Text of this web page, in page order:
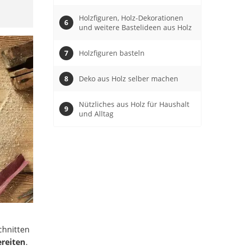
.
Holzfiguren, Holz-Dekorationen
und weitere Bastelideen aus Holz
Holzfiguren basteln
Deko aus Holz selber machen
Nützliches aus Holz für Haushalt
und Alltag